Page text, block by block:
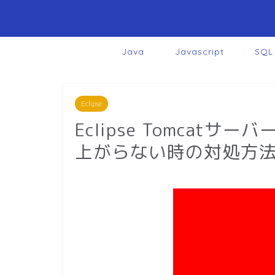
Java Javascript SQL
Eclipse
Eclipse Tomcatサーバ
上がらない時の対処方